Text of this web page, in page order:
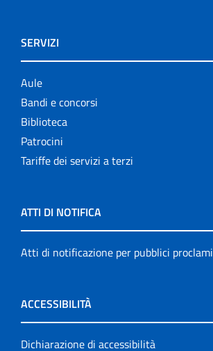
SERVIZI
Aule
Bandi e concorsi
Biblioteca
Patrocini
Tariffe dei servizi a terzi
ATTI DI NOTIFICA
Atti di notificazione per pubblici proclami
ACCESSIBILITÀ
Dichiarazione di accessibilità